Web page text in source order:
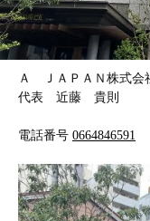
Ａ ＪＡＰＡＮ株式会
代表 近藤 貴則
電話番号 0664846591